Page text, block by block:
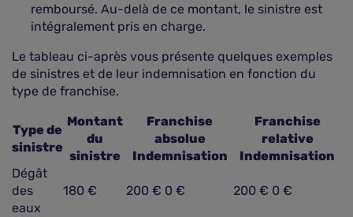
remboursé. Au-delà de ce montant, le sinistre est
intégralement pris en charge.
Le tableau ci-après vous présente quelques exemples
de sinistres et de leur indemnisation en fonction du
type de franchise.
Type de
sinistre
Montant
du
sinistre
Franchise
absolue
Indemnisation
Franchise
relative
Indemnisation
Dégât
des
eaux
180 € 200 € 0 € 200 € 0 €